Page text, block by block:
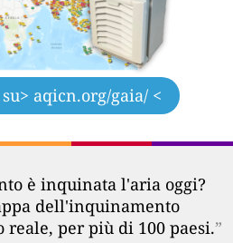
> aqicn.org/gaia/ <
è inquinata l'aria oggi?
dell'inquinamento
per più di 100 paesi.”